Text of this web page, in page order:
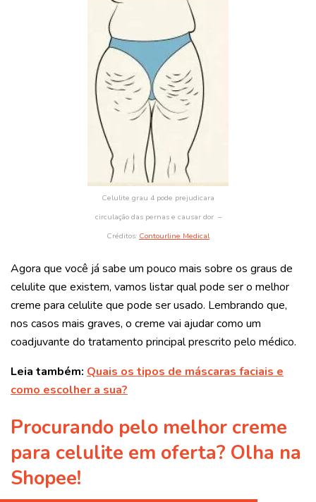
Celulite grau 4 pode prejudicara
circulação das pernas e causar dor –
Créditos: Contourline Medical
Agora que você já sabe um pouco mais sobre os graus de
celulite que existem, vamos listar qual pode ser o melhor
creme para celulite que pode ser usado. Lembrando que,
nos casos mais graves, o creme vai ajudar como um
coadjuvante do tratamento principal prescrito pelo médico.
Leia também: Quais os tipos de máscaras faciais e
como escolher a sua?
Procurando pelo melhor creme
para celulite em oferta? Olha na
Shopee!